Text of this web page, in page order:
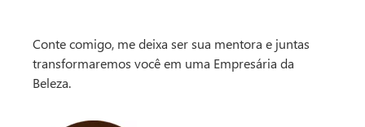
Conte comigo, me deixa ser sua mentora e juntas
transformaremos você em uma Empresária da
Beleza.